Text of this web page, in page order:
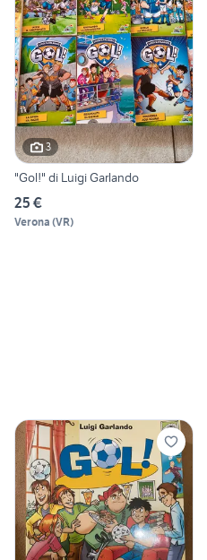
3
"Gol!" di Luigi Garlando
25 €
Verona (VR)